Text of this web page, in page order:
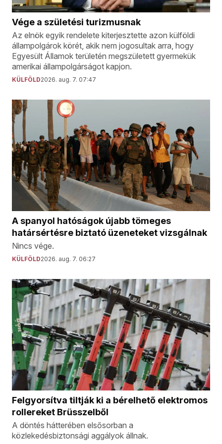
Vége a születési turizmusnak
Az elnök egyik rendelete kiterjesztette azon külföldi
állampolgárok körét, akik nem jogosultak arra, hogy
Egyesült Államok területén megszületett gyermekük
amerikai állampolgárságot kapjon.
KÜLFÖLD2026. aug. 7. 07:47
A spanyol hatóságok újabb tömeges
határsértésre biztató üzeneteket vizsgálnak
Nincs vége.
KÜLFÖLD2026. aug. 7. 06:27
Felgyorsítva tiltják ki a bérelhető elektromos
rollereket Brüsszelből
A döntés hátterében elsősorban a
közlekedésbiztonsági aggályok állnak.